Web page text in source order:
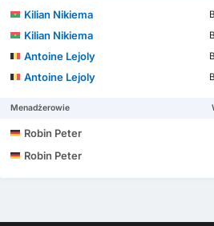
Kilian Nikiema
Kilian Nikiema
Antoine Lejoly
Antoine Lejoly
Menadżerowie
Robin Peter
Robin Peter